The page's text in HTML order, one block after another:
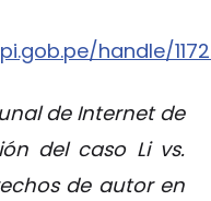
handle/
de Internet de
del caso Li vs.
de autor en